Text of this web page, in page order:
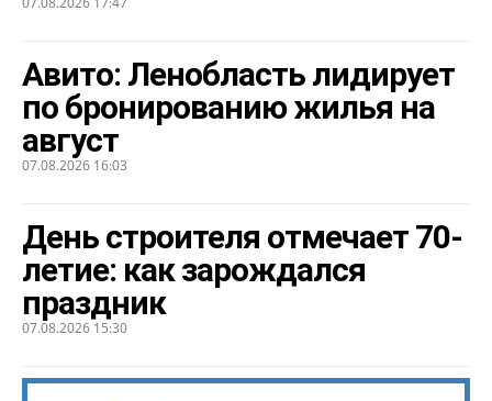
Авито: Ленобласть лидирует
по бронированию жилья на
август
07.08.2026 16:03
День строителя отмечает 70-
летие: как зарождался
праздник
07.08.2026 15:30